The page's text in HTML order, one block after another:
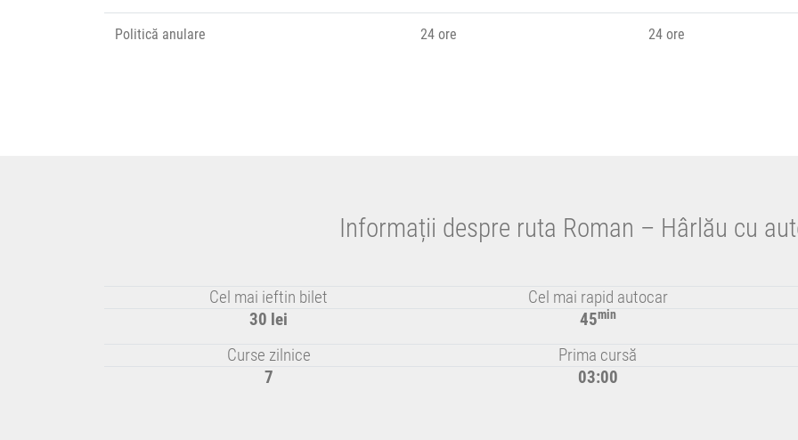
Politică anulare 24 ore 24 ore
Informații despre ruta Roman – Hârlău cu
Cel mai ieftin bilet
30 lei
Cel mai rapid autocar
45min
Curse zilnice
7
Prima cursă
03:00